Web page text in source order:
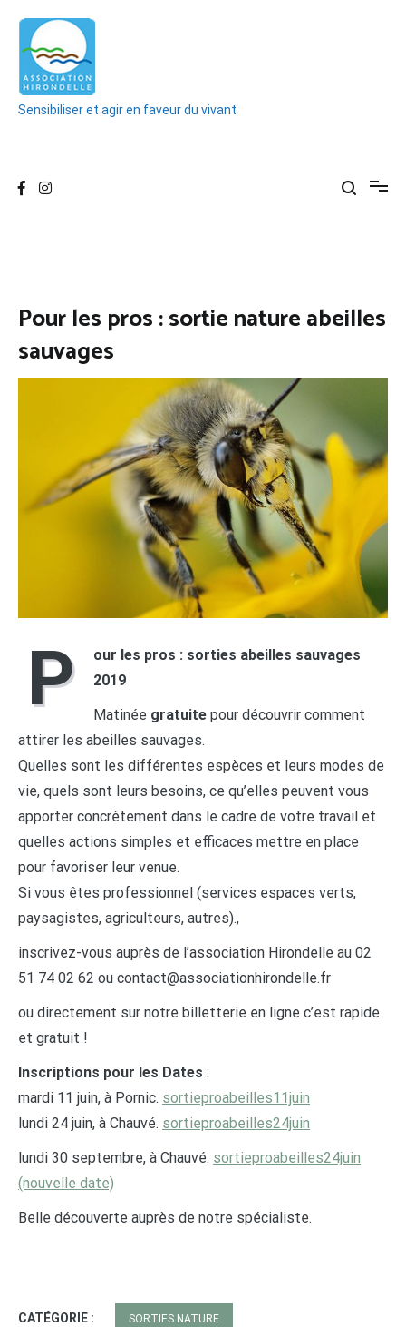
contenu
Sensibiliser et agir en faveur du vivant
Pour les pros : sortie nature abeilles
sauvages
P
our les pros : sorties abeilles sauvages
2019
Matinée gratuite pour découvrir comment
attirer les abeilles sauvages.
Quelles sont les différentes espèces et leurs modes de
vie, quels sont leurs besoins, ce qu’elles peuvent vous
apporter concrètement dans le cadre de votre travail et
quelles actions simples et efficaces mettre en place
pour favoriser leur venue.
Si vous êtes professionnel (services espaces verts,
paysagistes, agriculteurs, autres).,
inscrivez-vous auprès de l’association Hirondelle au 02
51 74 02 62 ou contact@associationhirondelle.fr
ou directement sur notre billetterie en ligne c’est rapide
et gratuit !
Inscriptions pour les Dates :
mardi 11 juin, à Pornic. sortieproabeilles11juin
lundi 24 juin, à Chauvé. sortieproabeilles24juin
lundi 30 septembre, à Chauvé. sortieproabeilles24juin
(nouvelle date)
Belle découverte auprès de notre spécialiste.
CATÉGORIE : SORTIES NATURE